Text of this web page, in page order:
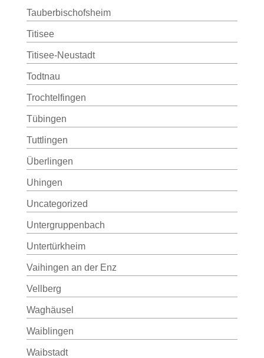
Tauberbischofsheim
Titisee
Titisee-Neustadt
Todtnau
Trochtelfingen
Tübingen
Tuttlingen
Überlingen
Uhingen
Uncategorized
Untergruppenbach
Untertürkheim
Vaihingen an der Enz
Vellberg
Waghäusel
Waiblingen
Waibstadt